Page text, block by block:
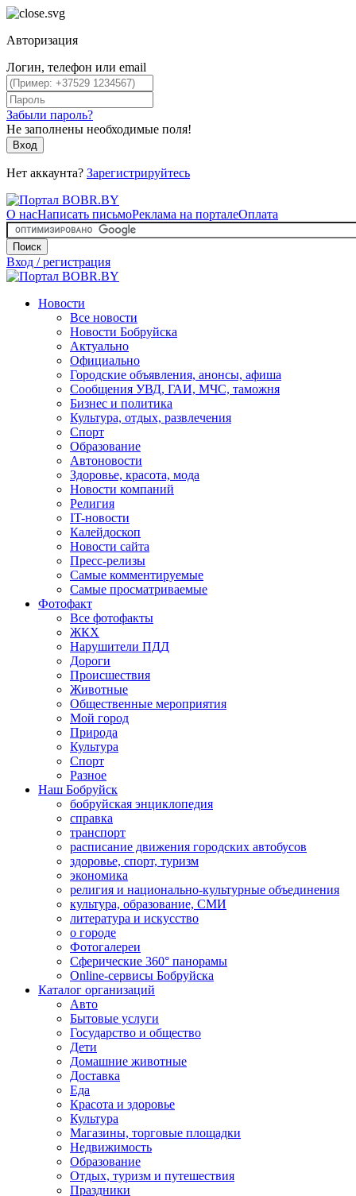
Авторизация
Логин, телефон или email
Забыли пароль?
Не заполнены необходимые поля!
Вход
Нет аккаунта? Зарегистрируйтесь
О насНаписать письмоРеклама на порталеОплата
Поиск
Вход / регистрация
Новости
Все новости
Новости Бобруйска
Актуально
Официально
Городские объявления, анонсы, афиша
Сообщения УВД, ГАИ, МЧС, таможня
Бизнес и политика
Культура, отдых, развлечения
Спорт
Образование
Автоновости
Здоровье, красота, мода
Новости компаний
Религия
IT-новости
Калейдоскоп
Новости сайта
Пресс-релизы
Самые комментируемые
Самые просматриваемые
Фотофакт
Все фотофакты
ЖКХ
Нарушители ПДД
Дороги
Происшествия
Животные
Общественные мероприятия
Мой город
Природа
Культура
Спорт
Разное
Наш Бобруйск
бобруйская энциклопедия
справка
транспорт
расписание движения городских автобусов
здоровье, спорт, туризм
экономика
религия и национально-культурные объединения
культура, образование, СМИ
литература и искусство
о городе
Фотогалереи
Сферические 360° панорамы
Online-сервисы Бобруйска
Каталог организаций
Авто
Бытовые услуги
Государство и общество
Дети
Домашние животные
Доставка
Еда
Красота и здоровье
Культура
Магазины, торговые площадки
Недвижимость
Образование
Отдых, туризм и путешествия
Праздники